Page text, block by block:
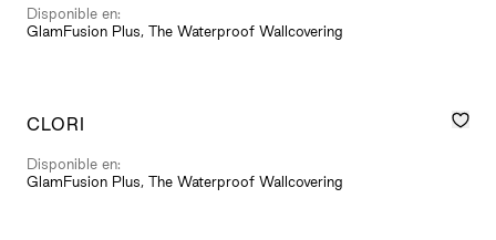
Disponible en:
GlamFusion Plus, The Waterproof Wallcovering
CLORI
Disponible en:
GlamFusion Plus, The Waterproof Wallcovering